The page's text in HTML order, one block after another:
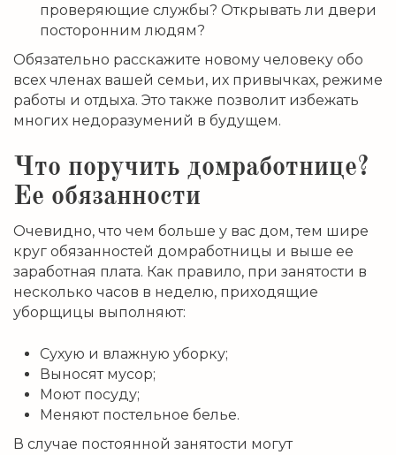
проверяющие службы? Открывать ли двери
посторонним людям?
Обязательно расскажите новому человеку обо
всех членах вашей семьи, их привычках, режиме
работы и отдыха. Это также позволит избежать
многих недоразумений в будущем.
Что поручить домработнице?
Ее обязанности
Очевидно, что чем больше у вас дом, тем шире
круг обязанностей домработницы и выше ее
заработная плата. Как правило, при занятости в
несколько часов в неделю, приходящие
уборщицы выполняют:
Сухую и влажную уборку;
Выносят мусор;
Моют посуду;
Меняют постельное белье.
В случае постоянной занятости могут